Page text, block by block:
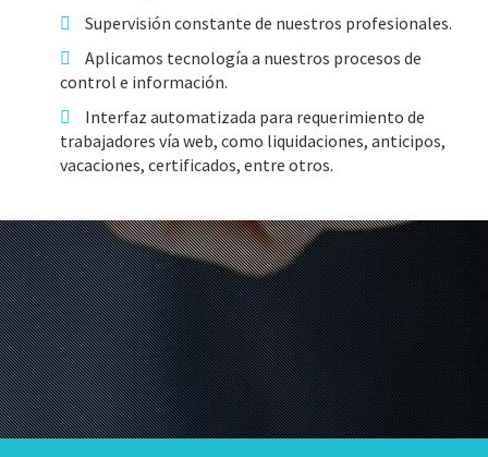
Supervisión constante de nuestros profesionales.
Aplicamos tecnología a nuestros procesos de
control e información.
Interfaz automatizada para requerimiento de
trabajadores vía web, como liquidaciones, anticipos,
vacaciones, certificados, entre otros.